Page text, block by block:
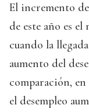
El incremento
de este año es
cuando la
aumento del
comparación,
el desempleo